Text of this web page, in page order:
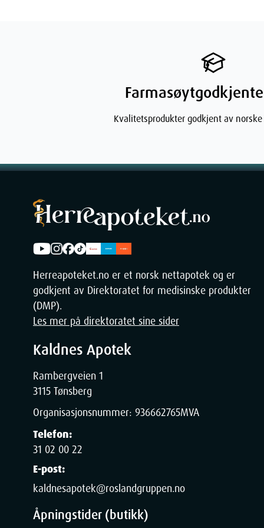
Height
Depth
Weight
Kvalitetsprodukter godkjent av
Herreapoteket.no er et norsk nettapotek og er
godkjent av Direktoratet for medisinske produkter
(DMP).
Les mer på direktoratet sine sider
Kaldnes Apotek
Rambergveien 1
3115 Tønsberg
Organisasjonsnummer: 936662765MVA
Telefon:
31 02 00 22
E-post:
kaldnesapotek@roslandgruppen.no
Åpningstider (butikk)